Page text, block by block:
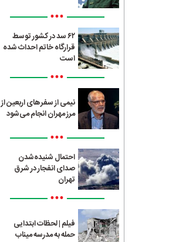
•••
۶۲ سد در کشور توسط
قرارگاه خاتم احداث شده
است
•••
نیمی از سفرهای اربعین از
مرز مهران انجام می‌شود
•••
احتمال شنیده‌شدن
صدای انفجار در شرق
تهران
•••
فیلم | لحظات ابتدایی
حمله به مدرسه میناب